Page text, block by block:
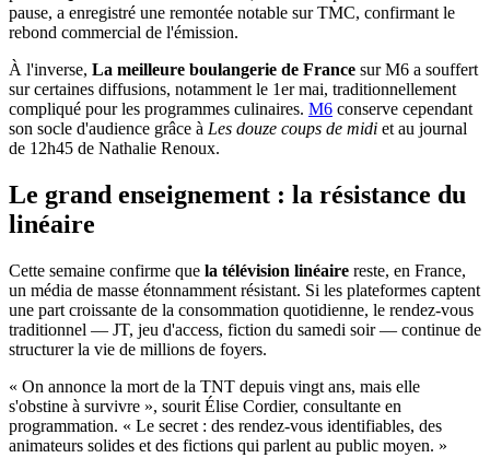
pause, a enregistré une remontée notable sur TMC, confirmant le
rebond commercial de l'émission.
À l'inverse, La meilleure boulangerie de France sur M6 a souffert
sur certaines diffusions, notamment le 1er mai, traditionnellement
compliqué pour les programmes culinaires. M6 conserve cependant
son socle d'audience grâce à Les douze coups de midi et au journal
de 12h45 de Nathalie Renoux.
Le grand enseignement : la résistance du
linéaire
Cette semaine confirme que la télévision linéaire reste, en France,
un média de masse étonnamment résistant. Si les plateformes captent
une part croissante de la consommation quotidienne, le rendez-vous
traditionnel — JT, jeu d'access, fiction du samedi soir — continue de
structurer la vie de millions de foyers.
« On annonce la mort de la TNT depuis vingt ans, mais elle
s'obstine à survivre », sourit Élise Cordier, consultante en
programmation. « Le secret : des rendez-vous identifiables, des
animateurs solides et des fictions qui parlent au public moyen. »